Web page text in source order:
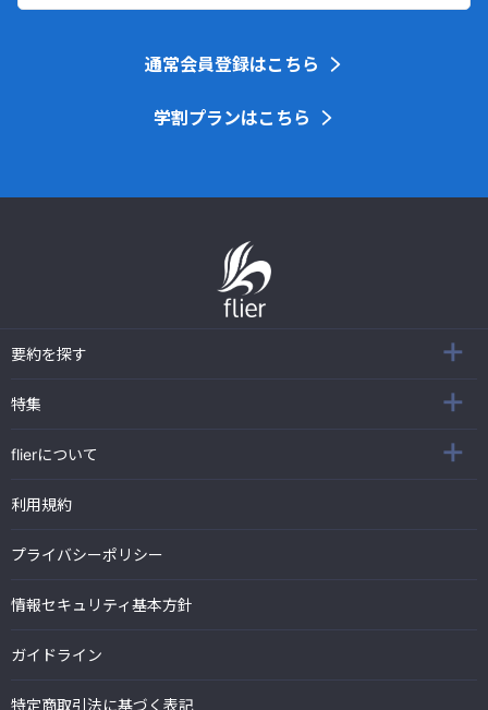
通常会員登録はこちら
学割プランはこちら
要約を探す
特集
flierについて
利用規約
プライバシーポリシー
情報セキュリティ基本方針
ガイドライン
特定商取引法に基づく表記